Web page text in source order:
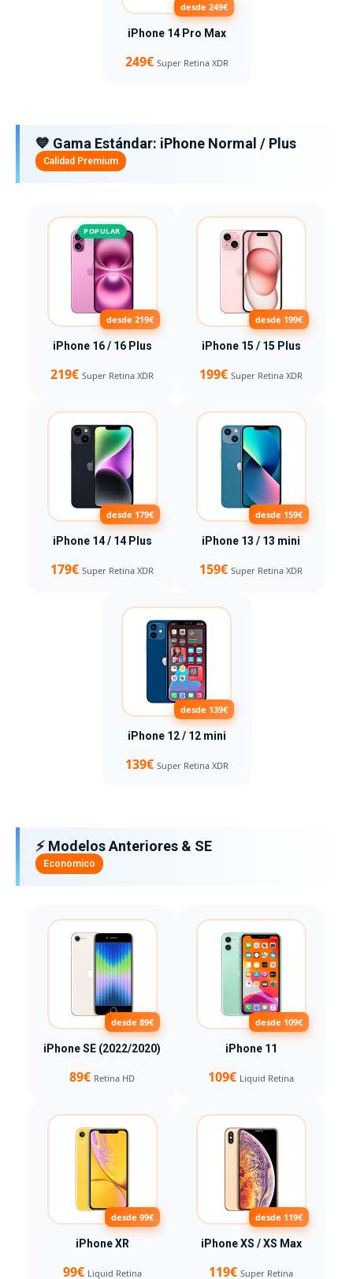
desde 249€
iPhone 14 Pro Max
249€ Super Retina XDR
💙 Gama Estándar: iPhone Normal / Plus
Calidad Premium
POPULAR
desde 219€
iPhone 16 / 16 Plus
219€ Super Retina XDR
desde 199€
iPhone 15 / 15 Plus
199€ Super Retina XDR
desde 179€
iPhone 14 / 14 Plus
179€ Super Retina XDR
desde 159€
iPhone 13 / 13 mini
159€ Super Retina XDR
desde 139€
iPhone 12 / 12 mini
139€ Super Retina XDR
⚡ Modelos Anteriores & SE
Económico
desde 89€
iPhone SE (2022/2020)
89€ Retina HD
desde 109€
iPhone 11
109€ Liquid Retina
desde 99€
iPhone XR
99€ Liquid Retina
desde 119€
iPhone XS / XS Max
119€ Super Retina